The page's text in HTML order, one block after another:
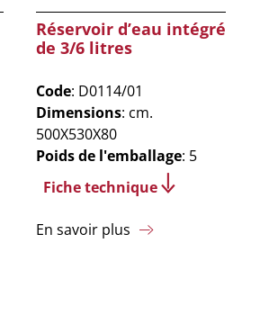
Réservoir d’eau intégré
de 3/6 litres
Code: D0114/01
Dimensions: cm.
500X530X80
Poids de l'emballage: 5
Fiche technique
En savoir plus